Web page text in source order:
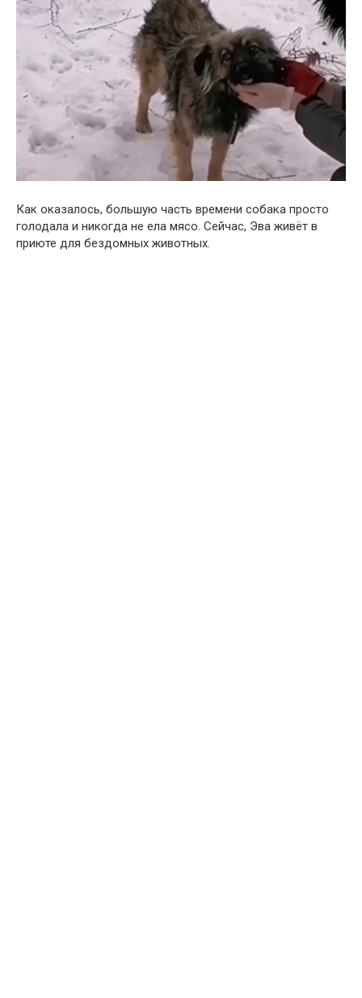
Как оказалось, большую часть времени собака просто
голодала и никогда не ела мясо. Сейчас, Эва живёт в
приюте для бездомных животных.